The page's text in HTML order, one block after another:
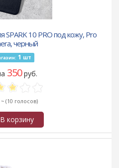
SPARK 10 PRO под кожу, Pro
черный
1 шт
350руб.
(10 голосов)
В корзину